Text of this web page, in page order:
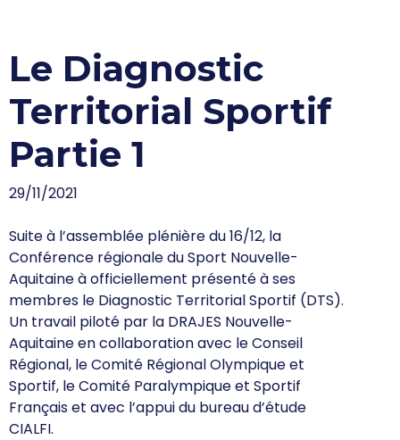
Le Diagnostic
Territorial Sportif
Partie 1
29/11/2021
Suite à l’assemblée plénière du 16/12, la
Conférence régionale du Sport Nouvelle-
Aquitaine à officiellement présenté à ses
membres le Diagnostic Territorial Sportif (DTS).
Un travail piloté par la DRAJES Nouvelle-
Aquitaine en collaboration avec le Conseil
Régional, le Comité Régional Olympique et
Sportif, le Comité Paralympique et Sportif
Français et avec l’appui du bureau d’étude
CIALFI.